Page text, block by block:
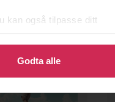
kan også tilpasse ditt
eller endre ditt samtykke.
Godta alle